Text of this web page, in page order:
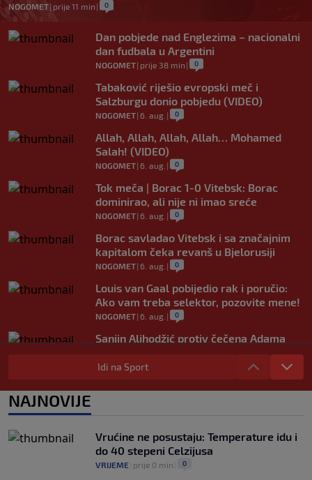
NOGOMET| prije 11 min | 0
Dan pobjede nad Englezima – nacionalni
dan fudbala u Argentini
NOGOMET| prije 38 min | 0
Tabaković riješio evropski meč i
Salzburgu donio pobjedu (VIDEO)
NOGOMET| 6. aug. | 0
Allah, Allah, Allah, Allah… Mohamed
Salah! (VIDEO)
NOGOMET| 6. aug. | 0
Tok meča | Borac 1-0 Vitebsk: Borac
dominirao, ali nije ni imao sreće
NOGOMET| 6. aug. | 0
Borac savladao Vitebsk i sa značajnim
kapitalom čeka revanš u Bjelorusiji
NOGOMET| 6. aug. | 0
Louis van Gaal pobijedio rak i poručio:
Ako vam treba selektor, pozovite mene!
NOGOMET| 6. aug. | 0
Sanjin Alihodžić protiv čečena Adama
Tadushaeva – borba za WAKO PRO titulu
OSTALI SPORTOVI
Arsenal ostaje praznih ruku: Vinícius
Idi na Sport
NAJNOVIJE
Vrućine ne posustaju: Temperature idu i
do 40 stepeni Celzijusa
VRIJEME prije 0 min 0